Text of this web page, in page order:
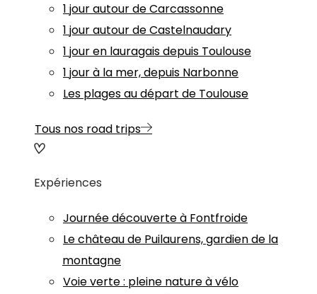
1 jour autour de Carcassonne
1 jour autour de Castelnaudary
1 jour en lauragais depuis Toulouse
1 jour à la mer, depuis Narbonne
Les plages au départ de Toulouse
Tous nos road trips
Expériences
Journée découverte à Fontfroide
Le château de Puilaurens, gardien de la
montagne
Voie verte : pleine nature à vélo